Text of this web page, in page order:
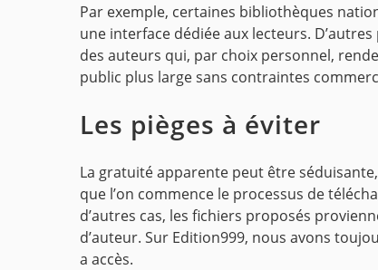
Par exemple, certaines bibliothèques
une interface dédiée aux lecteurs.
des auteurs qui, par choix personnel,
public plus large sans contraintes
Les pièges à éviter
La gratuité apparente peut être
que l’on commence le processus de
d’autres cas, les fichiers proposés
d’auteur. Sur Edition999, nous avons
a accès.